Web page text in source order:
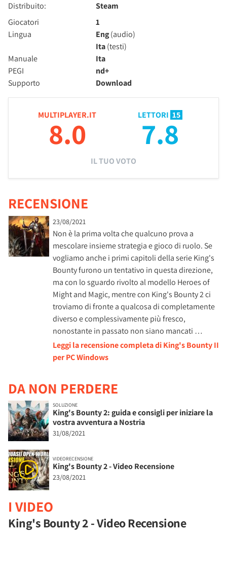
Distribuito:
Steam
Giocatori
1
Lingua
Eng(audio)
Ita(testi)
Manuale
Ita
PEGI
nd+
Supporto
Download
MULTIPLAYER.IT
8.0
LETTORI 15
7.8
IL TUO VOTO
RECENSIONE
23/08/2021
Non è la prima volta che qualcuno prova a
mescolare insieme strategia e gioco di ruolo. Se
vogliamo anche i primi capitoli della serie King's
Bounty furono un tentativo in questa direzione,
ma con lo sguardo rivolto al modello Heroes of
Might and Magic, mentre con King's Bounty 2 ci
troviamo di fronte a qualcosa di completamente
diverso e complessivamente più fresco,
nonostante in passato non siano mancati …
Leggi la recensione completa di King's Bounty II
per PC Windows
DA NON PERDERE
SOLUZIONE
King's Bounty 2: guida e consigli per iniziare la
vostra avventura a Nostria
31/08/2021
VIDEORECENSIONE
King's Bounty 2 - Video Recensione
23/08/2021
I VIDEO
King's Bounty 2 - Video Recensione